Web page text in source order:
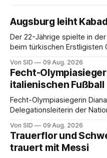
Augsburg leiht
Der 22-Jährige spielte in
beim türkischen Erstligisten
Von SID 09 Aug. 2026
Fecht-
italienischen Fußball
Fecht-Olympiasiegerin
Delegationsleiterin der
Von SID 09 Aug. 2026
Trauerflor und
trauert mit Messi